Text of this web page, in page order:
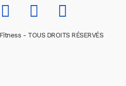
- TOUS DROITS RÉSERVÉS